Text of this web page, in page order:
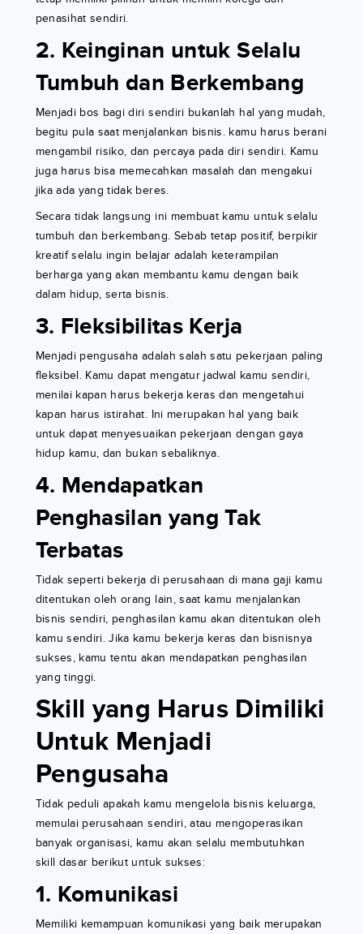
penasihat sendiri.
2. Keinginan untuk Selalu
Tumbuh dan Berkembang
Menjadi bos bagi diri sendiri bukanlah hal yang mudah,
begitu pula saat menjalankan bisnis. kamu harus berani
mengambil risiko, dan percaya pada diri sendiri. Kamu
juga harus bisa memecahkan masalah dan mengakui
jika ada yang tidak beres.
Secara tidak langsung ini membuat kamu untuk selalu
tumbuh dan berkembang. Sebab tetap positif, berpikir
kreatif selalu ingin belajar adalah keterampilan
berharga yang akan membantu kamu dengan baik
dalam hidup, serta bisnis.
3. Fleksibilitas Kerja
Menjadi pengusaha adalah salah satu pekerjaan paling
fleksibel. Kamu dapat mengatur jadwal kamu sendiri,
menilai kapan harus bekerja keras dan mengetahui
kapan harus istirahat. Ini merupakan hal yang baik
untuk dapat menyesuaikan pekerjaan dengan gaya
hidup kamu, dan bukan sebaliknya.
4. Mendapatkan
Penghasilan yang Tak
Terbatas
Tidak seperti bekerja di perusahaan di mana gaji kamu
ditentukan oleh orang lain, saat kamu menjalankan
bisnis sendiri, penghasilan kamu akan ditentukan oleh
kamu sendiri. Jika kamu bekerja keras dan bisnisnya
sukses, kamu tentu akan mendapatkan penghasilan
yang tinggi.
Skill yang Harus Dimiliki
Untuk Menjadi
Pengusaha
Tidak peduli apakah kamu mengelola bisnis keluarga,
memulai perusahaan sendiri, atau mengoperasikan
banyak organisasi, kamu akan selalu membutuhkan
skill dasar berikut untuk sukses:
1. Komunikasi
Memiliki kemampuan komunikasi yang baik merupakan